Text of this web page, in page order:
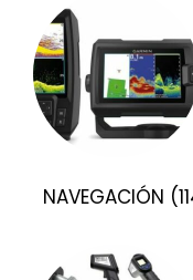
NAVEGACIÓN